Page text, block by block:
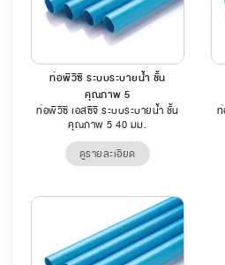
ท่อพีวีซี ระบบระบายน้ำ ชั้น
คุณภาพ 5
ท่อพีวีซี เอสซีจี ระบบระบายน้ำ ชั้น
คุณภาพ 5 40 มม.
ดูรายละเอียด